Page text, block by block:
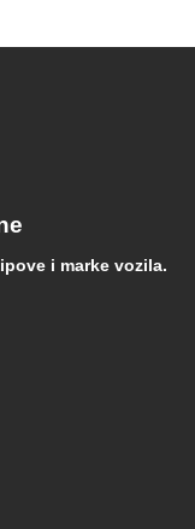
i marke vozila.